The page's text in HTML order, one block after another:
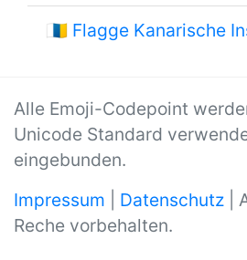
🇮🇨 Flagge Kanarische
Alle Emoji-Codepoint
Unicode Standard
eingebunden.
Impressum Datenschutz |
Reche vorbehalten.